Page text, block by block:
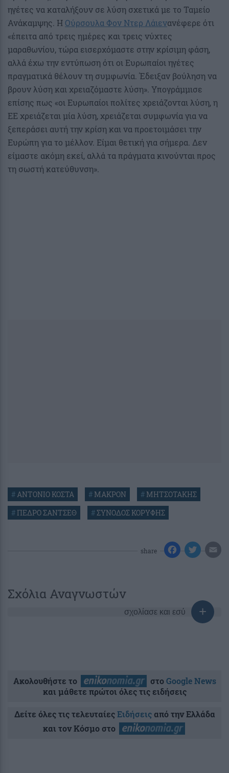
ηγέτες να καταλήξουν σε λύση σχετικά με το Ταμείο
Ανάκαμψης. Η Ούρσουλα Φον Ντερ Λάιενανέφερε ότι
«έπειτα από τρεις ημέρες και τρεις νύχτες
μαραθωνίου, τώρα εισερχόμαστε στην κρίσιμη φάση,
αλλά έχω την εντύπωση ότι οι Ευρωπαίοι ηγέτες
πραγματικά θέλουν τη συμφωνία. Έδειξαν βούληση να
βρουν λύση και χρειαζόμαστε λύση». Υπογράμμισε
επίσης πως «οι Ευρωπαίοι πολίτες χρειάζονται λύση, η
ΕΕ χρειάζεται μία λύση, χρειάζεται συμφωνία για να
ξεπεράσει αυτή την κρίση και να προετοιμάσει την
Ευρώπη για το μέλλον. Είμαι θετική για σήμερα. Δεν
είμαστε ακόμη εκεί, αλλά τα πράγματα κινούνται προς
τη σωστή κατεύθυνση».
#ΑΝΤΟΝΙΟ ΚΟΣΤΑ # ΜΑΚΡΟΝ # ΜΗΤΣΟΤΑΚΗΣ
#ΠΕΔΡΟ ΣΑΝΤΣΕΘ #ΣΥΝΟΔΟΣ ΚΟΡΥΦΗΣ
share
Σχόλια Αναγνωστών
σχολίασε και εσύ
Ακολουθήστε το στοGoogle News
και μάθετε πρώτοι όλες τις ειδήσεις
Δείτε όλες τις τελευταίεςΕιδήσειςαπό την Ελλάδα
και τον Κόσμο στο